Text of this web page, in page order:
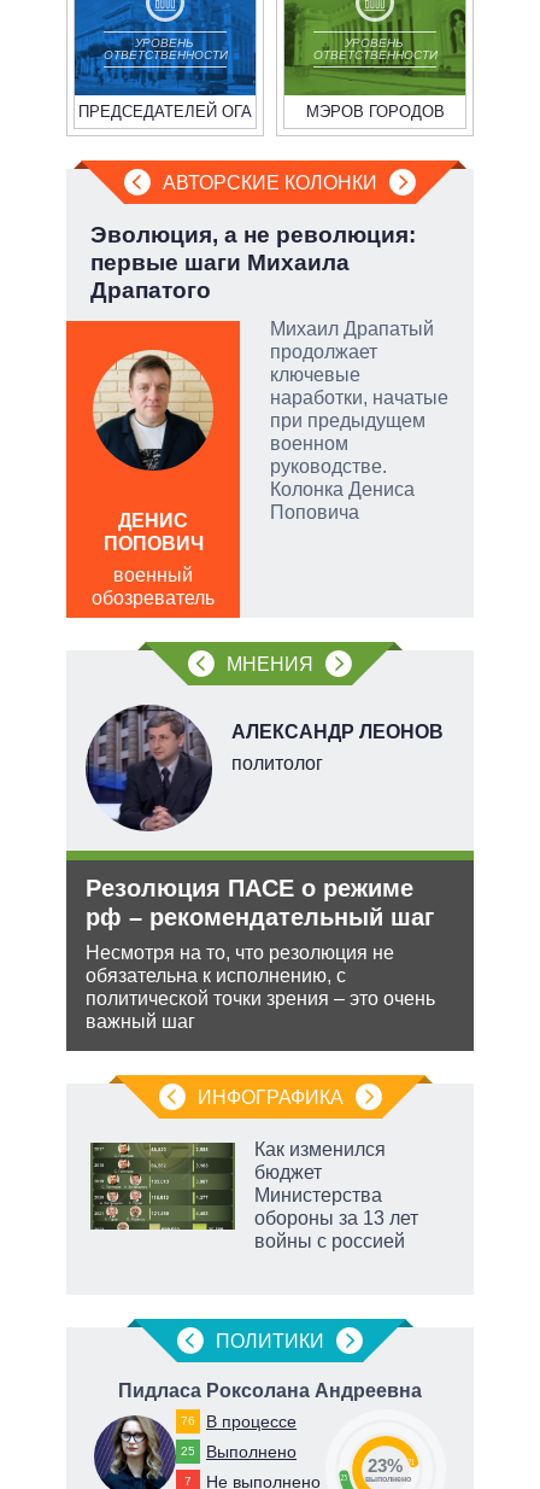
УРОВЕНЬ
ОТВЕТСТВЕННОСТИ
ПРЕДСЕДАТЕЛЕЙ ОГА
УРОВЕНЬ
ОТВЕТСТВЕННОСТИ
МЭРОВ ГОРОДОВ
АВТОРСКИЕ КОЛОНКИ
Эволюция, а не революция:
первые шаги Михаила
Драпатого
Михаил Драпатый
продолжает
ключевые
наработки, начатые
при предыдущем
военном
руководстве.
Колонка Дениса
Поповича
ДЕНИС
ПОПОВИЧ
военный
обозреватель
МНЕНИЯ
АЛЕКСАНДР ЛЕОНОВ
политолог
Резолюция ПАСЕ о режиме
рф – рекомендательный шаг
Несмотря на то, что резолюция не
обязательна к исполнению, с
политической точки зрения – это очень
важный шаг
ИНФОГРАФИКА
Как изменился
бюджет
Министерства
обороны за 13 лет
войны с россией
ПОЛИТИКИ
Пидласа Роксолана Андреевна
76 В процессе
25 Выполнено
7 Не выполнено 23
71
23%
выполнено